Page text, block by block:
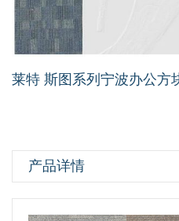
莱特 斯图系列宁波办公方
产品详情